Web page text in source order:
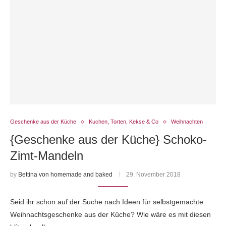
Geschenke aus der Küche Kuchen, Torten, Kekse & Co Weihnachten
{Geschenke aus der Küche} Schoko-
Zimt-Mandeln
by Bettina von homemade and baked 29. November 2018
Seid ihr schon auf der Suche nach Ideen für selbstgemachte
Weihnachtsgeschenke aus der Küche? Wie wäre es mit diesen